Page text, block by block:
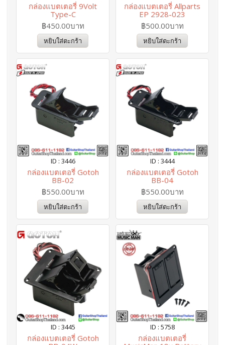
กล่องแบตเตอรี่ 9Volt
Type-C
฿450.00บาท
หยิบใส่ตะกร้า
กล่องแบตเตอรี่ Allparts
EP 2928-023
฿500.00บาท
หยิบใส่ตะกร้า
ID : 3446
กล่องแบตเตอรี่ Gotoh
BB-02
฿550.00บาท
หยิบใส่ตะกร้า
ID : 3444
กล่องแบตเตอรี่ Gotoh
BB-04
฿550.00บาท
หยิบใส่ตะกร้า
ID : 3445
กล่องแบตเตอรี่ Gotoh
ID : 5758
กล่องแบตเตอรี่